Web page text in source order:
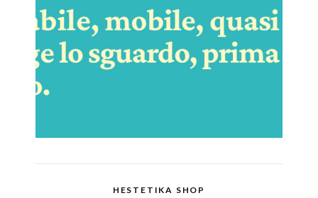
HESTETIKA SHOP